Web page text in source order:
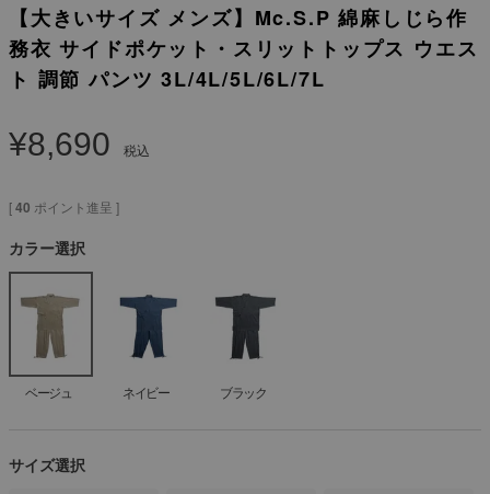
【大きいサイズ メンズ】Mc.S.P 綿麻しじら作
務衣 サイドポケット・スリットトップス ウエス
ト 調節 パンツ 3L/4L/5L/6L/7L
¥8,690 税込
[40 ポイント進呈 ]
カラー選択
ベージュ ネイビー ブラック
サイズ選択